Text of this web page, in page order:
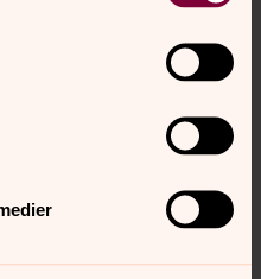
i församlingen. För att
församlingen besökt